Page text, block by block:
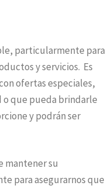
particularmente para
y servicios. Es
ofertas especiales,
que pueda brindarle
y podrán ser
mantener su
para asegurarnos que